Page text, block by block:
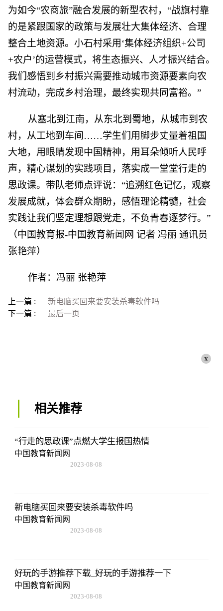
为如今“农商旅”融合发展的新型农村，“战旗村靠
的是紧跟国家的政策与发展壮大集体经济、合理
整合土地资源。小石村采用‘集体经济组织+公司
+农户’的运营模式，将生态振兴、人才振兴结合。
我们感悟到乡村振兴需要推动城市资源要素向农
村流动，完成乡村治理，最终实现共同富裕。”
从塞北到江南，从东北到蜀地，从城市到农
村，从工地到车间……学生们用脚步丈量着祖国
大地，用眼睛发现中国精神，用耳朵倾听人民呼
声，精心谋划的实践项目，落实成一堂堂行走的
思政课。带队老师点评说：“追溯红色记忆，观察
发展成就，体会群众期盼，感悟理论精髓，社会
实践让我们坚定理想跟党走，不负青春逐梦行。”
（中国教育报-中国教育新闻网 记者 冯丽 通讯员
张艳萍）
作者：冯丽 张艳萍
上一篇 :
新电脑买回来要安装杀毒软件吗
下一篇 :
最后一页
x
相关推荐
“行走的思政课”点燃大学生报国热情
中国教育新闻网
2023-08-08
新电脑买回来要安装杀毒软件吗
中国教育新闻网
2023-08-08
好玩的手游推荐下载_好玩的手游推荐一下
中国教育新闻网
2023-08-08